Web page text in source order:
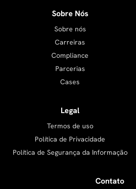
Sobre Nós
Sobre nós
Carreiras
Compliance
Parcerias
Cases
Legal
Termos de uso
Política de Privacidade
Política de Segurança da Informação
Contato